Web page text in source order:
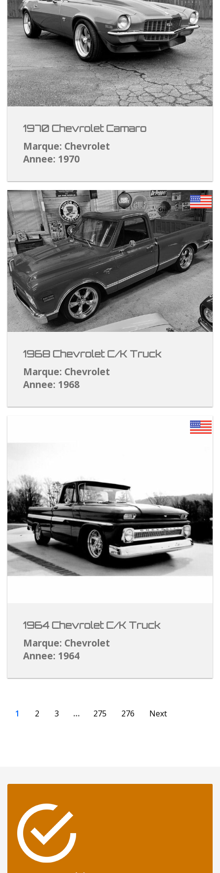
1970 Chevrolet Camaro
Marque: Chevrolet
Annee: 1970
1968 Chevrolet C/K Truck
Marque: Chevrolet
Annee: 1968
1964 Chevrolet C/K Truck
Marque: Chevrolet
Annee: 1964
1 2 3 … 275 276 Next